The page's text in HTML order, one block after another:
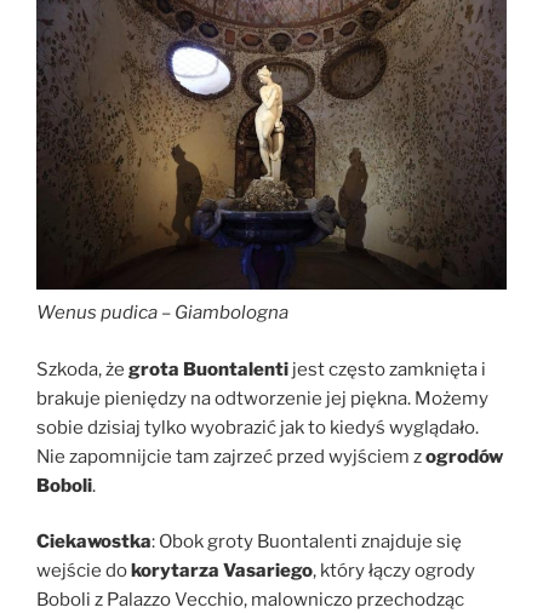
Wenus pudica – Giambologna
Szkoda, że grota Buontalenti jest często zamknięta i
brakuje pieniędzy na odtworzenie jej piękna. Możemy
sobie dzisiaj tylko wyobrazić jak to kiedyś wyglądało.
Nie zapomnijcie tam zajrzeć przed wyjściem zogrodów
Boboli.
Ciekawostka: Obok groty Buontalenti znajduje się
wejście dokorytarza Vasariego, który łączy ogrody
Boboli z Palazzo Vecchio, malowniczo przechodząc